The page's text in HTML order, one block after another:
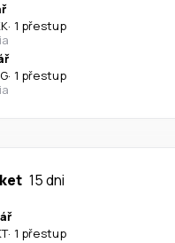
· 1 přestup
· 1 přestup
15 dni
· 1 přestup